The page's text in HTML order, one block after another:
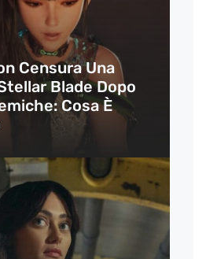
Censura Una
Blade Dopo
Cosa È